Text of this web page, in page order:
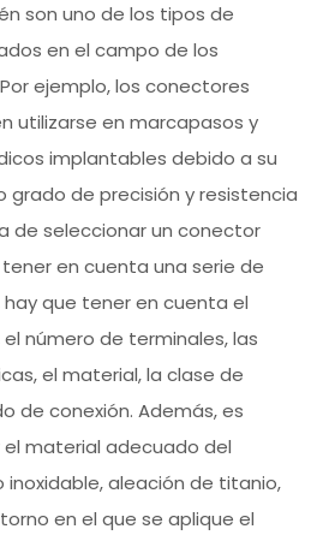
son uno de los tipos de
en el campo de los
ejemplo, los conectores
utilizarse en marcapasos y
implantables debido a su
de precisión y resistencia
de seleccionar un conector
en cuenta una serie de
que tener en cuenta el
número de terminales, las
el material, la clase de
de conexión. Además, es
material adecuado del
aleación de titanio,
en el que se aplique el